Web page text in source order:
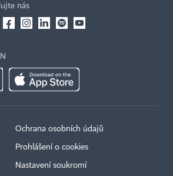
nás
Ochrana osobních údajů
Prohlášení o cookies
Nastavení soukromí